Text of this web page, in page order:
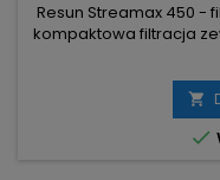
Resun Streamax 450 -
kompaktowa filtracja
który dodatkowo
zużycie energii przy
skuteczna
Wkłady RFC02 (bio/

